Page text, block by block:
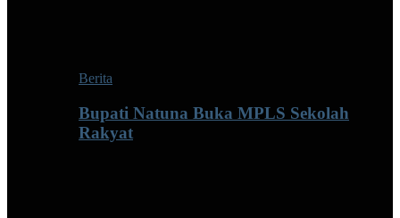
Berita
Bupati Natuna Buka MPLS Sekolah
Rakyat